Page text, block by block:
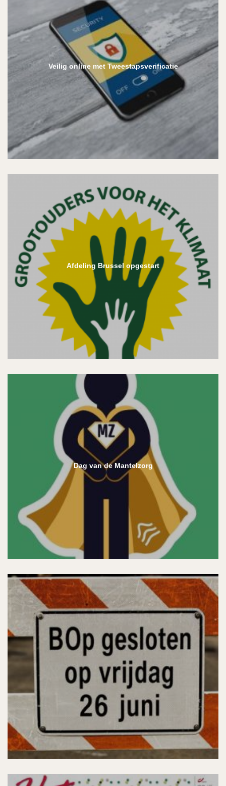
Veilig online met Tweestapsverificatie
Afdeling Brussel opgestart
Dag van de Mantelzorg